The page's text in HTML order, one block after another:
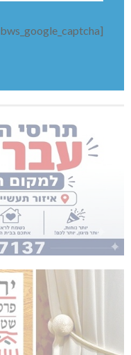
[bws_google_captcha]